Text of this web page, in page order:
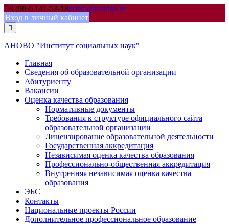
Skip
to
content
8 (903) 141-53-18priem@mskisn.ru
Вход в личный кабинет
АНОВО "Институт социальных наук"
Главная
Сведения об образовательной организации
Абитуриенту
Вакансии
Оценка качества образования
Нормативные документы
Требования к структуре официального сайта
образовательной организации
Лицензирование образовательной деятельности
Государственная аккредитация
Независимая оценка качества образования
Профессионально-общественная аккредитация
Внутренняя независимая оценка качества
образования
ЭБС
Контакты
Национальные проекты России
Дополнительное профессиональное образование